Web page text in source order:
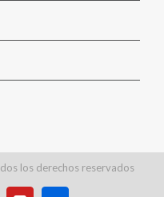
los derechos reservados